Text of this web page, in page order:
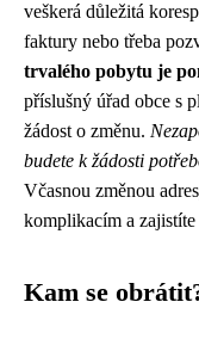
veškerá důležitá
faktury nebo třeba
trvalého pobytu je
příslušný úřad obce s
žádost o změnu.
budete k žádosti
Včasnou změnou
komplikacím a
Kam se